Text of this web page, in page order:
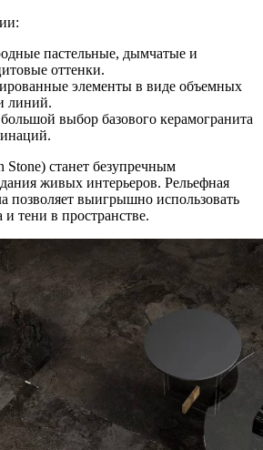
пастельные, дымчатые и
оттенки.
элементы в виде объемных
линий.
выбор базового керамогранита
станет безупречным
живых интерьеров. Рельефная
позволяет выигрышно использовать
тени в пространстве.